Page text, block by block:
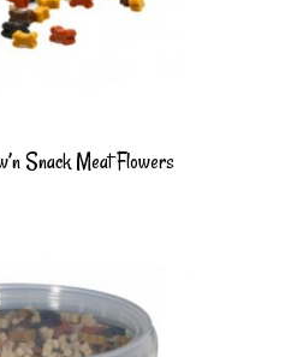
Snack Meat Flowers